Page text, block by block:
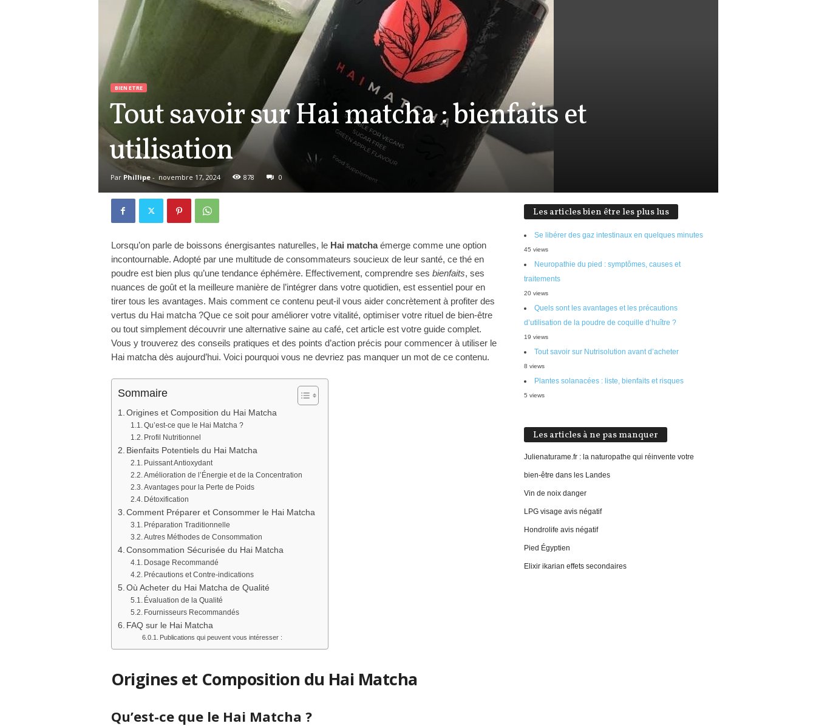
BIEN ETRE
Tout savoir sur Hai matcha : bienfaits et
utilisation
Par Phillipe- novembre 17, 2024 878 0
Lorsqu’on parle de boissons énergisantes naturelles, le Hai matchaémerge comme une option
incontournable. Adopté par une multitude de consommateurs soucieux de leur santé, ce thé en
poudre est bien plus qu’une tendance éphémère. Effectivement, comprendre ses bienfaits, ses
nuances de goût et la meilleure manière de l’intégrer dans votre quotidien, est essentiel pour en
tirer tous les avantages. Mais comment ce contenu peut-il vous aider concrètement à profiter des
vertus du Hai matcha ?Que ce soit pour améliorer votre vitalité, optimiser votre rituel de bien-être
ou tout simplement découvrir une alternative saine au café, cet article est votre guide complet.
Vous y trouverez des conseils pratiques et des points d’action précis pour commencer à utiliser le
Hai matcha dès aujourd’hui. Voici pourquoi vous ne devriez pas manquer un mot de ce contenu.
Sommaire
Origines et Composition du Hai Matcha
Qu’est-ce que le Hai Matcha ?
Profil Nutritionnel
Bienfaits Potentiels du Hai Matcha
Puissant Antioxydant
Amélioration de l’Énergie et de la Concentration
Avantages pour la Perte de Poids
Détoxification
Comment Préparer et Consommer le Hai Matcha
Préparation Traditionnelle
Autres Méthodes de Consommation
Consommation Sécurisée du Hai Matcha
Dosage Recommandé
Précautions et Contre-indications
Où Acheter du Hai Matcha de Qualité
Évaluation de la Qualité
Fournisseurs Recommandés
FAQ sur le Hai Matcha
Publications qui peuvent vous intéresser :
Origines et Composition du Hai Matcha
Qu’est-ce que le Hai Matcha ?
Les articles bien être les plus lus
Se libérer des gaz intestinaux en quelques minutes
45 views
Neuropathie du pied : symptômes, causes et
traitements
20 views
Quels sont les avantages et les précautions
d’utilisation de la poudre de coquille d’huître ?
19 views
Tout savoir sur Nutrisolution avant d’acheter
8 views
Plantes solanacées : liste, bienfaits et risques
5 views
Les articles à ne pas manquer
Julienaturame.fr : la naturopathe qui réinvente votre
bien-être dans les Landes
Vin de noix danger
LPG visage avis négatif
Hondrolife avis négatif
Pied Égyptien
Elixir ikarian effets secondaires